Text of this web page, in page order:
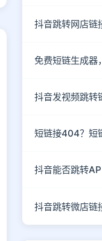
抖音跳转网店链
免费短链生成器
抖音发视频跳转
短链接404？短
抖音能否跳转
抖音跳转微店链